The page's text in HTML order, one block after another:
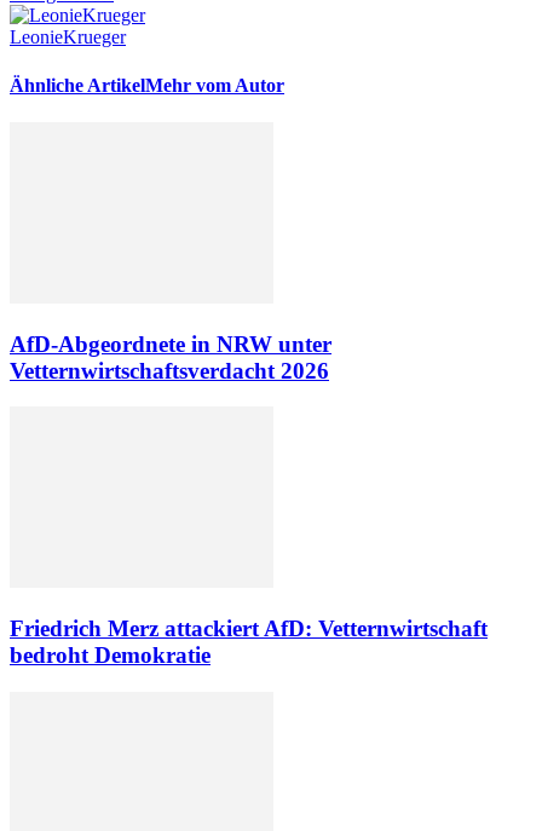
LeonieKrueger
Ähnliche ArtikelMehr vom Autor
AfD-Abgeordnete in NRW unter
Vetternwirtschaftsverdacht 2026
Friedrich Merz attackiert AfD: Vetternwirtschaft
bedroht Demokratie